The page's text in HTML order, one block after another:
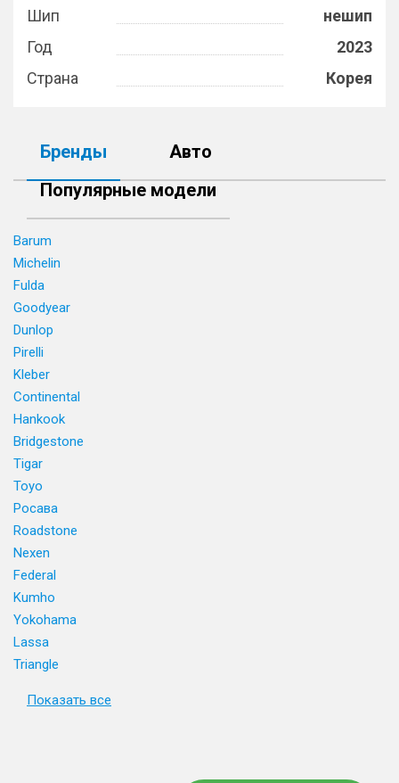
Шип
нешип
Год
2023
Страна
Корея
Бренды
Авто
Популярные модели
Barum
Michelin
Fulda
Goodyear
Dunlop
Pirelli
Kleber
Continental
Hankook
Bridgestone
Tigar
Toyo
Росава
Roadstone
Nexen
Federal
Kumho
Yokohama
Lassa
Triangle
Показать все